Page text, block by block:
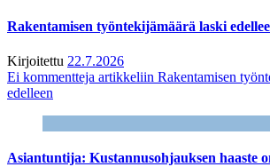
Rakentamisen työntekijämäärä laski
Kirjoitettu 22.7.2026
Ei kommentteja artikkeliin Rakentamisen
edelleen
Asiantuntija: Kustannusohjauksen haaste